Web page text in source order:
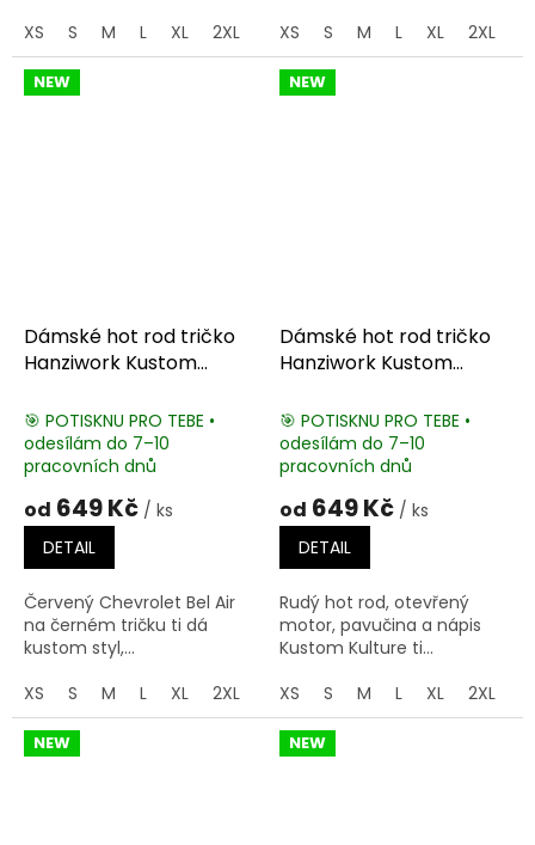
XS
S M L XL 2XL 3XL
XS
S M L XL 2XL
NEW
Dámské hot rod tričko
Hanziwork Kustom
🎯 POTISKNU PRO TEBE •
odesílám do 7–10
pracovních dnů
od 649 Kč / ks
DETAIL
Červený Chevrolet Bel Air
na černém tričku ti dá
kustom styl,...
XS
S M L XL 2XL 3XL
NEW
Dámské hot rod tričko
Hanziwork Kustom
🎯 POTISKNU PRO TEBE •
odesílám do 7–10
pracovních dnů
od 649 Kč / ks
DETAIL
Rudý hot rod, otevřený
motor, pavučina a nápis
Kustom Kulture ti...
XS
S M L XL 2XL
NEW NEW